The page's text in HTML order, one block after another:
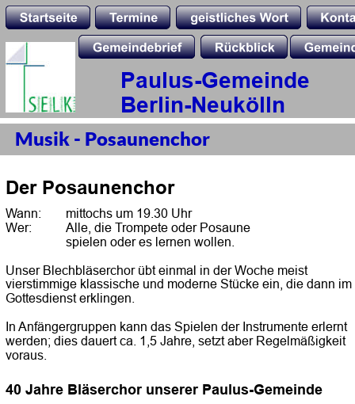
Paulus-Gemeinde
Berlin-Neukölln
Musik - Posaunenchor
Der Posaunenchor
Wann:
mittochs um 19.30 Uhr
Wer:
Alle, die Trompete oder Posaune
spielen oder es lernen wollen.
Unser Blechbläserchor übt einmal in der Woche meist
vierstimmige klassische und moderne Stücke ein, die dann im
Gottesdienst erklingen.
In Anfängergruppen kann das Spielen der Instrumente erlernt
werden; dies dauert ca. 1,5 Jahre, setzt aber Regelmäßigkeit
voraus.
40 Jahre Bläserchor unserer Paulus-Gemeinde